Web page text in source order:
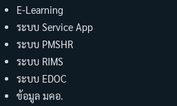
E-Learning
ระบบ Service App
ระบบ PMSHR
ระบบ RIMS
ระบบ EDOC
ข้อมูล มคอ.